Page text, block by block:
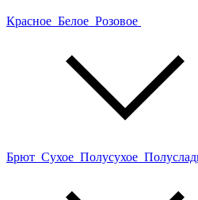
Красное Белое Розовое
Брют Сухое Полусухое